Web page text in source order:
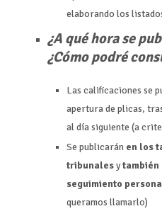
elaborando los
¿A qué hora se
¿Cómo podré
Las calificaciones se
apertura de plicas,
al día siguiente (a
Se publicarán en los
tribunalesy
seguimiento
queramos llamarlo)